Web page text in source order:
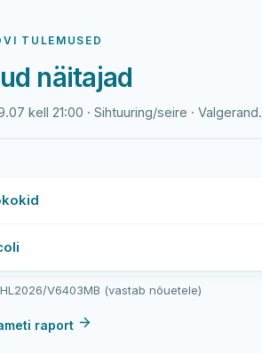
TULEMUSED
näitajad
kell 21:00 · Sihtuuring/seire · Valgerand.
V6403MB (vastab nõuetele)
raport